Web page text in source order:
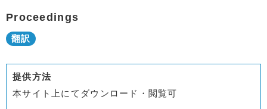
Proceedings
提供方法
本サイト上にてダウンロード・閲覧可